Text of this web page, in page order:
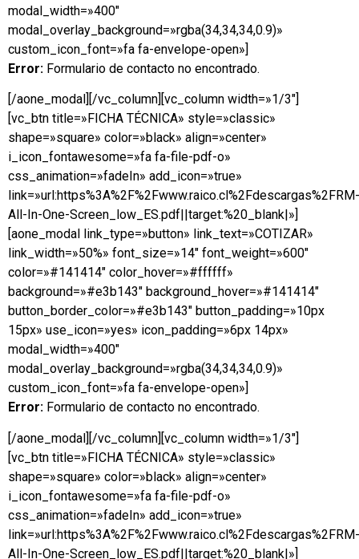
modal_width=»400″
modal_overlay_background=»rgba(34,34,34,0.9)»
custom_icon_font=»fa fa-envelope-open»]
Error: Formulario de contacto no encontrado.
[/aone_modal][/vc_column][vc_column width=»1/3″]
[vc_btn title=»FICHA TÉCNICA» style=»classic»
shape=»square» color=»black» align=»center»
i_icon_fontawesome=»fa fa-file-pdf-o»
css_animation=»fadeIn» add_icon=»true»
link=»url:https%3A%2F%2Fwww.raico.cl%2Fdescargas%2FRM-
All-In-One-Screen_low_ES.pdf||target:%20_blank|»]
[aone_modal link_type=»button» link_text=»COTIZAR»
link_width=»50%» font_size=»14″ font_weight=»600″
color=»#141414″ color_hover=»#ffffff»
background=»#e3b143″ background_hover=»#141414″
button_border_color=»#e3b143″ button_padding=»10px
15px» use_icon=»yes» icon_padding=»6px 14px»
modal_width=»400″
modal_overlay_background=»rgba(34,34,34,0.9)»
custom_icon_font=»fa fa-envelope-open»]
Error: Formulario de contacto no encontrado.
[/aone_modal][/vc_column][vc_column width=»1/3″]
[vc_btn title=»FICHA TÉCNICA» style=»classic»
shape=»square» color=»black» align=»center»
i_icon_fontawesome=»fa fa-file-pdf-o»
css_animation=»fadeIn» add_icon=»true»
link=»url:https%3A%2F%2Fwww.raico.cl%2Fdescargas%2FRM-
All-In-One-Screen_low_ES.pdf||target:%20_blank|»]